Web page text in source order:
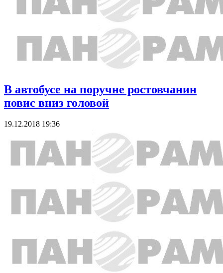
В автобусе на поручне ростовчанин
повис вниз головой
19.12.2018 19:36